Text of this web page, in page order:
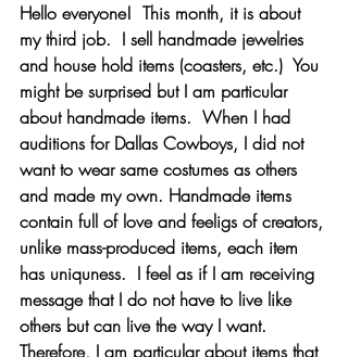
Hello everyone!  This month, it is about
my third job.  I sell handmade jewelries
and house hold items (coasters, etc.)  You
might be surprised but I am particular
about handmade items.  When I had
auditions for Dallas Cowboys, I did not
want to wear same costumes as others
and made my own. Handmade items
contain full of love and feeligs of creators,
unlike mass-produced items, each item
has uniquness.  I feel as if I am receiving
message that I do not have to live like
others but can live the way I want.
Therefore, I am particular about items that